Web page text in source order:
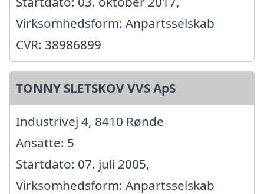
Virksomhedsform: Anpartsselskab
CVR: 38986899
TONNY SLETSKOV VVS ApS
Industrivej 4, 8410 Rønde
Ansatte: 5
Startdato: 07. juli 2005,
Virksomhedsform: Anpartsselskab